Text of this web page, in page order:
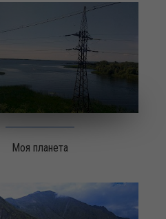
Моя планета